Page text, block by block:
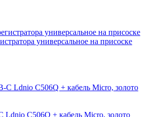
универсальное на присоске
Ldnio C506Q + кабель Micro, золото